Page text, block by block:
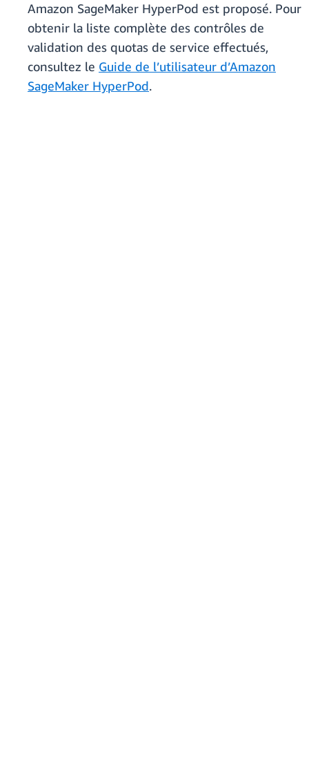
Amazon SageMaker HyperPod est proposé. Pour
obtenir la liste complète des contrôles de
validation des quotas de service effectués,
consultez le Guide de l’utilisateur d’Amazon
SageMaker HyperPod.